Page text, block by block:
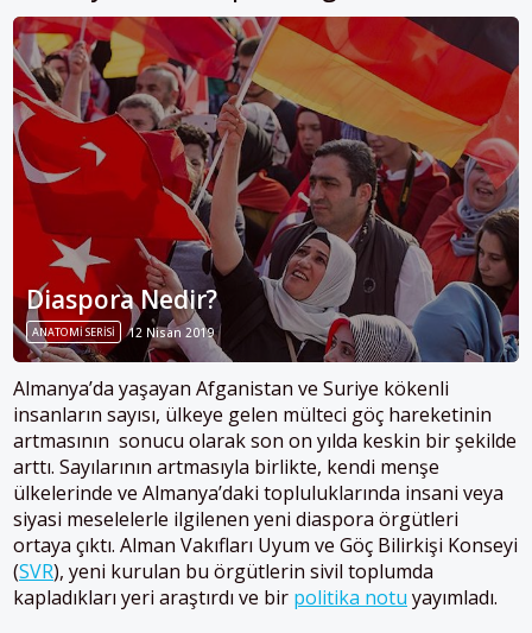
Diaspora Nedir?
ANATOMI SERISI 12 Nisan 2019
Almanya’da yaşayan Afganistan ve Suriye kökenli
insanların sayısı, ülkeye gelen mülteci göç hareketinin
artmasının sonucu olarak son on yılda keskin bir şekilde
arttı. Sayılarının artmasıyla birlikte, kendi menşe
ülkelerinde ve Almanya’daki topluluklarında insani veya
siyasi meselelerle ilgilenen yeni diaspora örgütleri
ortaya çıktı. Alman Vakıfları Uyum ve Göç Bilirkişi Konseyi
(SVR), yeni kurulan bu örgütlerin sivil toplumda
kapladıkları yeri araştırdı ve bir politika notu yayımladı.